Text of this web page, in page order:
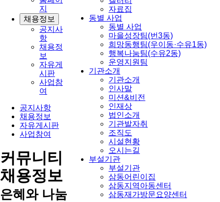
자료집
동별 사업
동별 사업
마을성장팀(번3동)
희망동행팀(우이동·수유1동)
행복나눔팀(수유2동)
운영지원팀
기관소개
기관소개
인사말
미션&비전
인재상
법인소개
기관발자취
조직도
시설현황
오시는길
부설기관
부설기관
삼동어린이집
삼동지역아동센터
삼동재가방문요양센터
지
채용정보
공지사
항
채용정
보
자유게
시판
사업참
여
공지사항
채용정보
자유게시판
사업참여
커뮤니티
채용정보
은혜와 나눔